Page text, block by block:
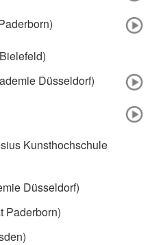
Düsseldorf)
Kunsthochschule
Düsseldorf)
Paderborn)